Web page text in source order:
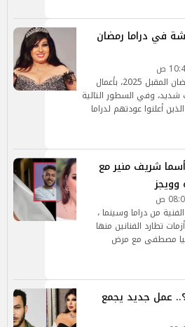
في دراما رمضان
تعود عدد من النجمات لدراما رمضان المقبل 2025، بأعمال
وفي السطور التالية
أعلنوا عودتهم لدراما
شريف منير مع
من دراما وسينما ،
تطارد الفنانين منها
مصطفى مع مرض
عمل جديد يجمع